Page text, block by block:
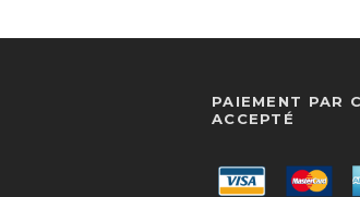
PAIEMENT PAR
ACCEPTÉ